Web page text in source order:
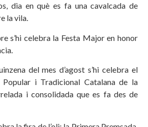
dia en què es fa una cavalcada de
la vila.
s’hi celebra la Festa Major en honor
del mes d’agost s’hi celebra el
i Tradicional Catalana de la
i consolidada que es fa des de